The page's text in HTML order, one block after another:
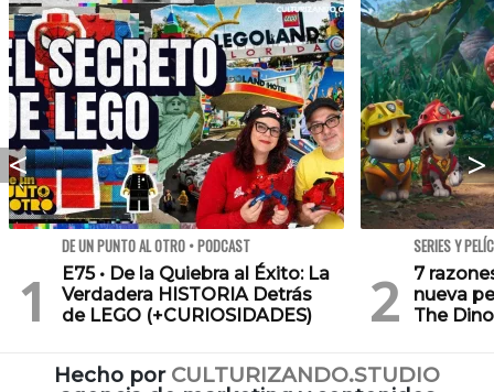
DE UN PUNTO AL OTRO • PODCAST
E75 • De la Quiebra al Éxito: La
Verdadera HISTORIA Detrás
de LEGO (+CURIOSIDADES)
SERIES Y
7
nueva
The
Hecho por CULTURIZANDO.STUDIO